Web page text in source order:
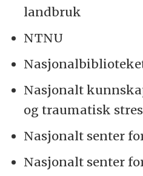
landbruk
NTNU
Nasjonalt
og traumatisk
Nasjonalt senter
Nasjonalt senter